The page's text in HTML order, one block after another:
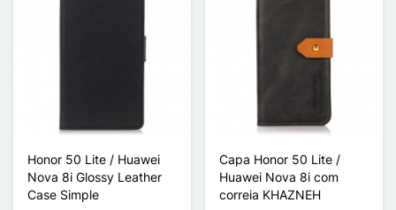
Honor 50 Lite / Huawei
Nova 8i Glossy Leather
Case Simple
Capa Honor 50 Lite /
Huawei Nova 8i com
correia KHAZNEH